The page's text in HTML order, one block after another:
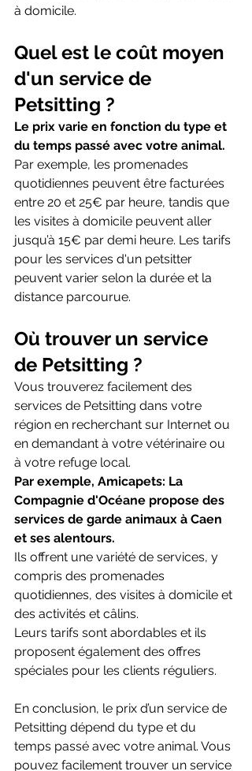
à domicile.
Quel est le coût moyen
d'un service de
Petsitting ?
Le prix varie en fonction du type et
du temps passé avec votre animal.
Par exemple, les promenades
quotidiennes peuvent être facturées
entre 20 et 25€ par heure, tandis que
les visites à domicile peuvent aller
jusqu’à 15€ par demi heure. Les tarifs
pour les services d'un petsitter
peuvent varier selon la durée et la
distance parcourue.
Où trouver un service
de Petsitting ?
Vous trouverez facilement des
services de Petsitting dans votre
région en recherchant sur Internet ou
en demandant à votre vétérinaire ou
à votre refuge local.
Par exemple, Amicapets: La
Compagnie d'Océane propose des
services de garde animaux à Caen
et ses alentours.
Ils offrent une variété de services, y
compris des promenades
quotidiennes, des visites à domicile et
des activités et câlins.
Leurs tarifs sont abordables et ils
proposent également des offres
spéciales pour les clients réguliers.
En conclusion, le prix d’un service de
Petsitting dépend du type et du
temps passé avec votre animal. Vous
pouvez facilement trouver un service